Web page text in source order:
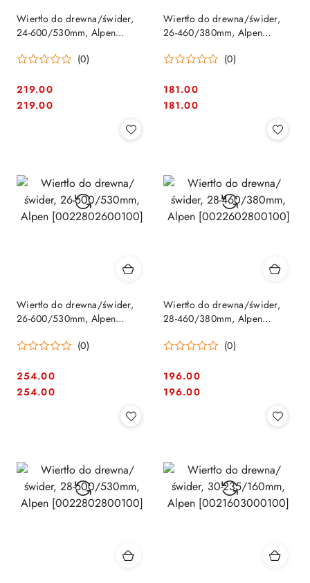
Wiertło do drewna/świder,
24-600/530mm, Alpen
(0)
Cena:
219.00
Cena:
219.00
Wiertło do drewna/świder,
26-460/380mm, Alpen
(0)
Cena:
181.00
Cena:
181.00
Wiertło do drewna/świder,
26-600/530mm, Alpen
(0)
Cena:
254.00
Cena:
254.00
Wiertło do drewna/świder,
28-460/380mm, Alpen
(0)
Cena:
196.00
Cena:
196.00